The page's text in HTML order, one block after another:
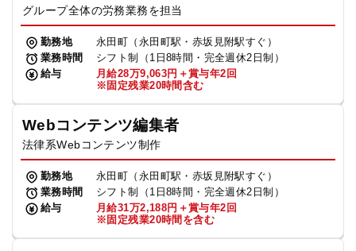
グループ全体の労務業務を担当
勤務地
永田町（永田町駅・赤坂見附駅すぐ）
業務時間
シフト制（1日8時間・完全週休2日制）
給与
月給28万9,063円＋賞与年2回
※固定残業20時間含む
Webコンテンツ編集者
法律系Webコンテンツ制作
勤務地
永田町（永田町駅・赤坂見附駅すぐ）
業務時間
シフト制（1日8時間・完全週休2日制）
給与
月給31万2,188円＋賞与年2回
※固定残業20時間を含む